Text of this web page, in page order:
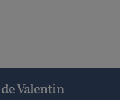
Valentin